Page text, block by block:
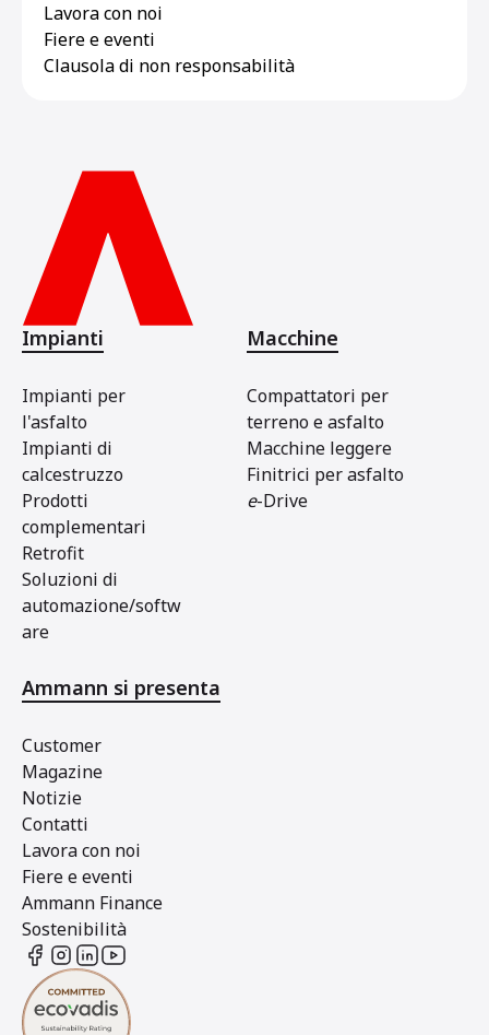
Lavora con noi
Fiere e eventi
Clausola di non responsabilità
Impianti
Impianti per
l'asfalto
Impianti di
calcestruzzo
Prodotti
complementari
Retrofit
Soluzioni di
automazione/softw
are
Macchine
Compattatori per
terreno e asfalto
Macchine leggere
Finitrici per asfalto
e-Drive
Ammann si presenta
Customer
Magazine
Notizie
Contatti
Lavora con noi
Fiere e eventi
Ammann Finance
Sostenibilità